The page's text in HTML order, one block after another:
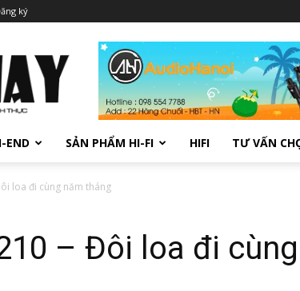
ký
END SẢN PHẨM HI-FI HIFI TƯ VẤN
loa đi cùng năm tháng
– Đôi loa đi